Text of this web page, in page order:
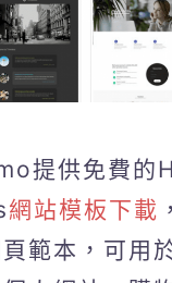
提供免費的
網站模板下載
範本，可用